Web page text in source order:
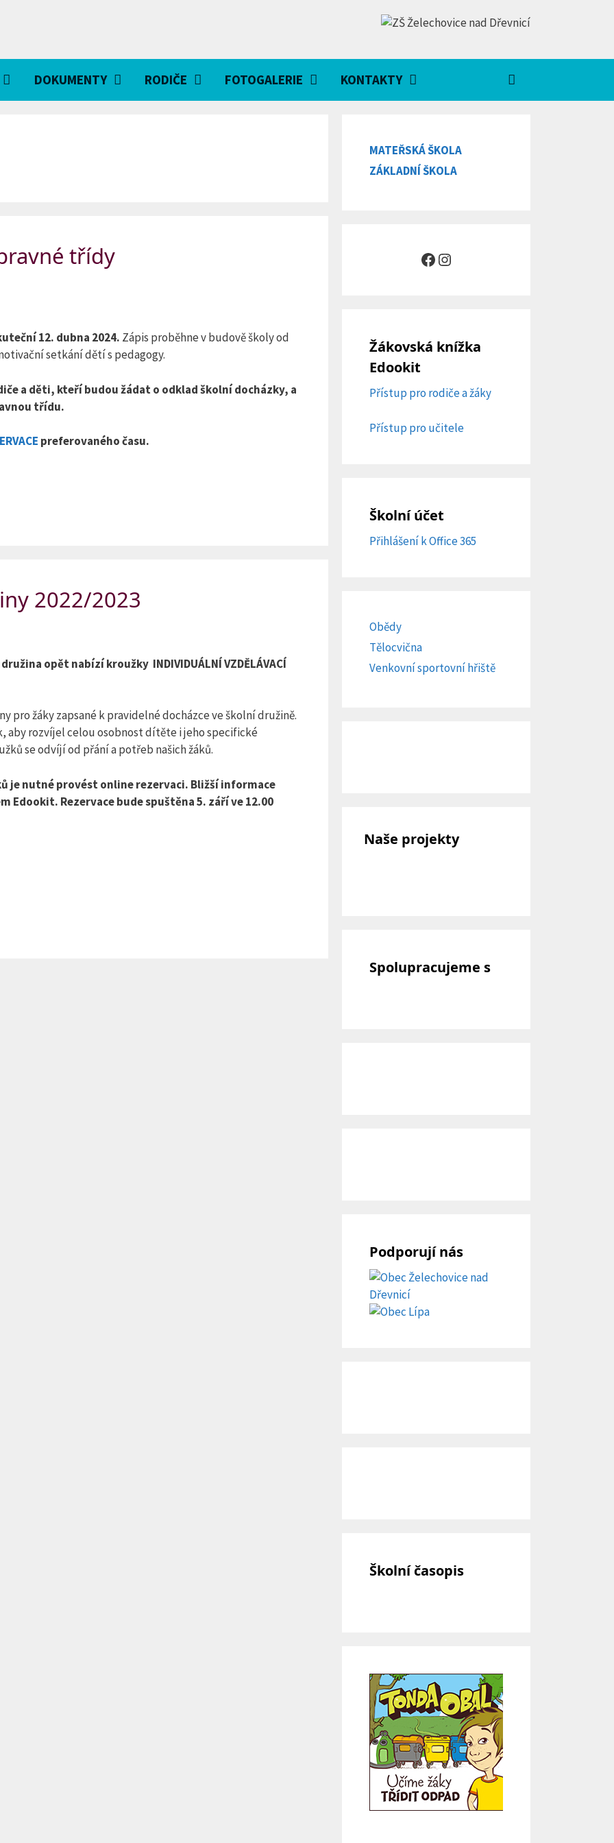
DOKUMENTY RODIČE FOTOGALERIE KONTAKTY
třídy
12. dubna 2024. Zápis proběhne v budově školy od
setkání dětí s pedagogy.
a děti, kteří budou žádat o odklad školní docházky, a
třídu.
preferovaného času.
2022/2023
opět nabízí kroužky INDIVIDUÁLNÍ VZDĚLÁVACÍ
pro žáky zapsané k pravidelné docházce ve školní družině.
aby rozvíjel celou osobnost dítěte i jeho specifické
se odvíjí od přání a potřeb našich žáků.
je nutné provést online rezervaci. Bližší informace
Edookit. Rezervace bude spuštěna 5. září ve 12.00
MATEŘSKÁ ŠKOLA
ZÁKLADNÍ ŠKOLA
Facebook
Instagram
Žákovská knížka
Edookit
Přístup pro rodiče a žáky
Přístup pro učitele
Školní účet
Přihlášení k Office 365
Obědy
Tělocvična
Venkovní sportovní hřiště
Naše projekty
Spolupracujeme s
Podporují nás
Školní časopis